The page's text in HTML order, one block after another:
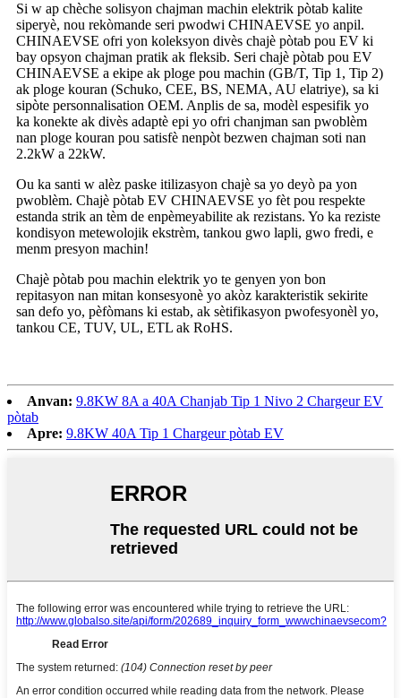
Si w ap chèche solisyon chajman machin elektrik pòtab kalite
siperyè, nou rekòmande seri pwodwi CHINAEVSE yo anpil.
CHINAEVSE ofri yon koleksyon divès chajè pòtab pou EV ki
bay opsyon chajman pratik ak fleksib. Seri chajè pòtab pou EV
CHINAEVSE a ekipe ak ploge pou machin (GB/T, Tip 1, Tip 2)
ak ploge kouran (Schuko, CEE, BS, NEMA, AU elatriye), sa ki
sipòte personnalisation OEM. Anplis de sa, modèl espesifik yo
ka konekte ak divès adaptè epi yo ofri chanjman san pwoblèm
nan ploge kouran pou satisfè nenpòt bezwen chajman soti nan
2.2kW a 22kW.
Ou ka santi w alèz paske itilizasyon chajè sa yo deyò pa yon
pwoblèm. Chajè pòtab EV CHINAEVSE yo fèt pou respekte
estanda strik an tèm de enpèmeyabilite ak rezistans. Yo ka reziste
kondisyon metewolojik ekstrèm, tankou gwo lapli, gwo fredi, e
menm presyon machin!
Chajè pòtab pou machin elektrik yo te genyen yon bon
repitasyon nan mitan konsesyonè yo akòz karakteristik sekirite
san defo yo, pèfòmans ki estab, ak sètifikasyon pwofesyonèl yo,
tankou CE, TUV, UL, ETL ak RoHS.
Anvan: 9.8KW 8A a 40A Chanjab Tip 1 Nivo 2 Chargeur EV
pòtab
Apre: 9.8KW 40A Tip 1 Chargeur pòtab EV